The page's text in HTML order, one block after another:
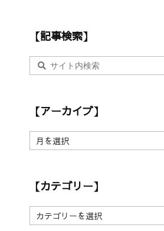
【記事検索】
【アーカイブ】
ア
イ
】
【カテゴリー】
【
カ